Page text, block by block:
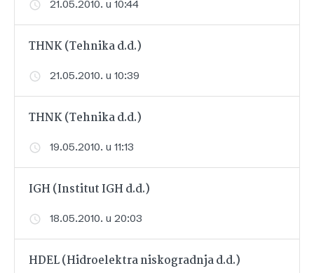
21.05.2010. u 10:44
THNK (Tehnika d.d.)
21.05.2010. u 10:39
THNK (Tehnika d.d.)
19.05.2010. u 11:13
IGH (Institut IGH d.d.)
18.05.2010. u 20:03
HDEL (Hidroelektra niskogradnja d.d.)